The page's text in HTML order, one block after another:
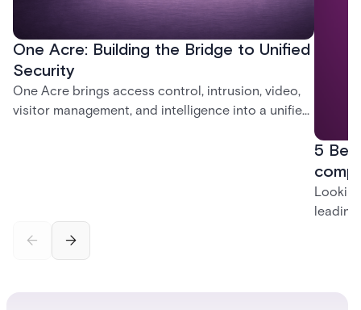
One Acre: Building the Bridge to Unified
Security
One Acre brings access control, intrusion, video,
visitor management, and intelligence into a unified
5